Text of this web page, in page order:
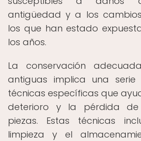
antigüedad y a los
los que han estado
los años.
La conservación
antiguas implica una
técnicas específicas que
deterioro y la pérdida de
piezas. Estas técnicas
limpieza y el